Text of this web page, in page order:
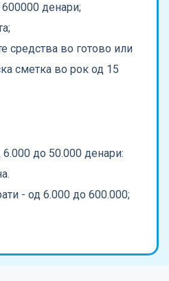
денари;
средства во готово или
сметка во рок од 15
до 50.000 денари:
- од 6.000 до 600.000;